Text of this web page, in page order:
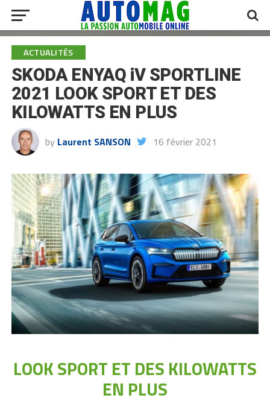
ACTUALITÉS
SKODA ENYAQ iV SPORTLINE
2021 LOOK SPORT ET DES
KILOWATTS EN PLUS
by Laurent SANSON 16 février 2021
LOOK SPORT ET DES KILOWATTS
EN PLUS